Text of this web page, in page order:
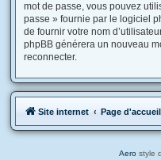
mot de passe, vous pouvez
passe » fournie par le logiciel
de fournir votre nom
phpBB générera un nouveau
reconnecter.
Site internet Page
Aero style